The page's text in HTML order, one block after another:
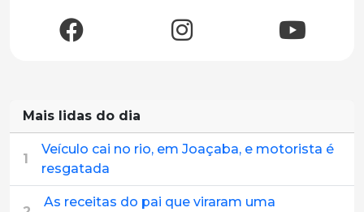
Mais lidas do dia
1
Veículo cai no rio, em Joaçaba, e motorista é
resgatada
As receitas do pai que viraram uma